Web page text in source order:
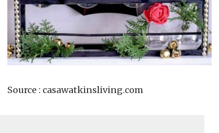
Source : casawatkinsliving.com